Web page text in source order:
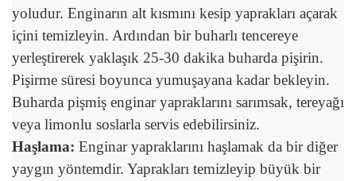
yoludur. Enginarın alt kısmını kesip yaprakları açarak
içini temizleyin. Ardından bir buharlı tencereye
yerleştirerek yaklaşık 25-30 dakika buharda pişirin.
Pişirme süresi boyunca yumuşayana kadar bekleyin.
Buharda pişmiş enginar yapraklarını sarımsak, tereyağı
veya limonlu soslarla servis edebilirsiniz.
Haşlama: Enginar yapraklarını haşlamak da bir diğer
yaygın yöntemdir. Yaprakları temizleyip büyük bir